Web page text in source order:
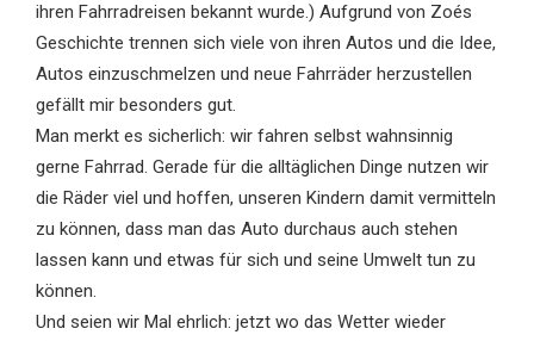
ihren Fahrradreisen bekannt wurde.) Aufgrund von Zoés
Geschichte trennen sich viele von ihren Autos und die Idee,
Autos einzuschmelzen und neue Fahrräder herzustellen
gefällt mir besonders gut.
Man merkt es sicherlich: wir fahren selbst wahnsinnig
gerne Fahrrad. Gerade für die alltäglichen Dinge nutzen wir
die Räder viel und hoffen, unseren Kindern damit vermitteln
zu können, dass man das Auto durchaus auch stehen
lassen kann und etwas für sich und seine Umwelt tun zu
können.
Und seien wir Mal ehrlich: jetzt wo das Wetter wieder